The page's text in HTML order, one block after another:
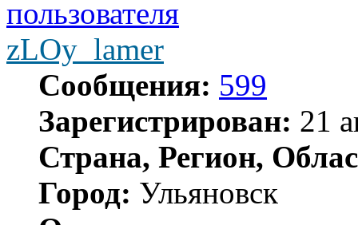
zLOy_lamer
Сообщения: 599
Зарегистрирован: 21
Страна, Регион,
Город: Ульяновск